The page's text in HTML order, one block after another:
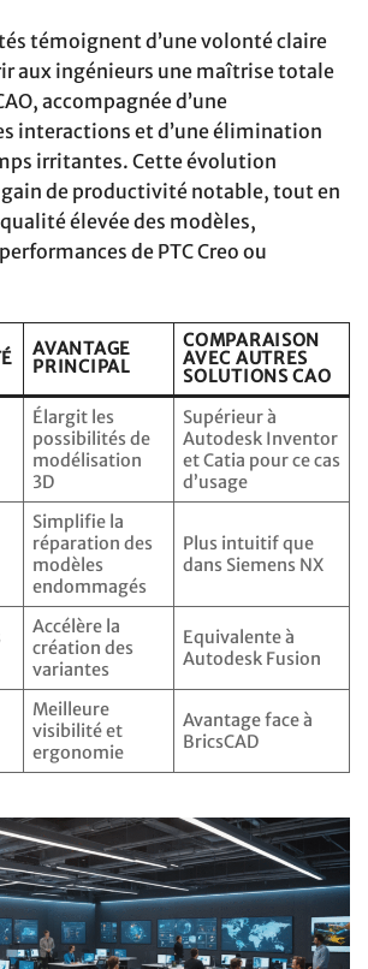
témoignent d’une volonté claire
aux ingénieurs une maîtrise totale
accompagnée d’une
interactions et d’une élimination
irritantes. Cette évolution
de productivité notable, tout en
élevée des modèles,
de PTC Creo ou
AVANTAGE
PRINCIPAL
COMPARAISON
AVEC AUTRES
SOLUTIONS CAO
Élargit les
possibilités de
modélisation
3D
Supérieur à
Autodesk Inventor
et Catia pour ce cas
d’usage
Simplifie la
réparation des
modèles
endommagés
Plus intuitif que
dans Siemens NX
Accélère la
création des
variantes
Equivalente à
Autodesk Fusion
Meilleure
visibilité et
ergonomie
Avantage face à
BricsCAD